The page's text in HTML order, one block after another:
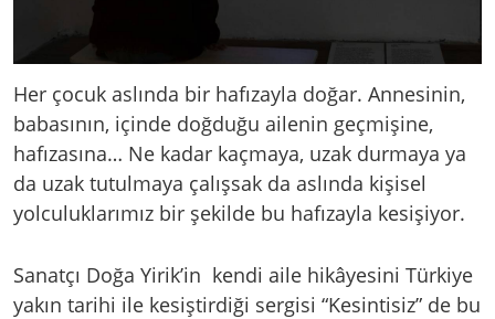
Her çocuk aslında bir hafızayla doğar. Annesinin,
babasının, içinde doğduğu ailenin geçmişine,
hafızasına… Ne kadar kaçmaya, uzak durmaya ya
da uzak tutulmaya çalışsak da aslında kişisel
yolculuklarımız bir şekilde bu hafızayla kesişiyor.
Sanatçı Doğa Yirik’in kendi aile hikâyesini Türkiye
yakın tarihi ile kesiştirdiği sergisi “Kesintisiz” de bu